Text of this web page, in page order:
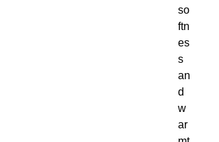
so
ftn
es
s
an
d
w
ar